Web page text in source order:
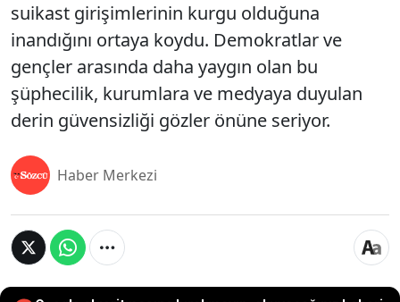
suikast girişimlerinin kurgu olduğuna
inandığını ortaya koydu. Demokratlar ve
gençler arasında daha yaygın olan bu
şüphecilik, kurumlara ve medyaya duyulan
derin güvensizliği gözler önüne seriyor.
Haber Merkezi